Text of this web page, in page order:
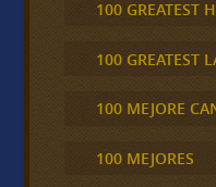
100 GREATEST
100 GREATEST
100 MEJORE
100 MEJORES